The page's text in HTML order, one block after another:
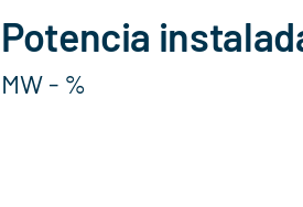
Potencia
MW - %